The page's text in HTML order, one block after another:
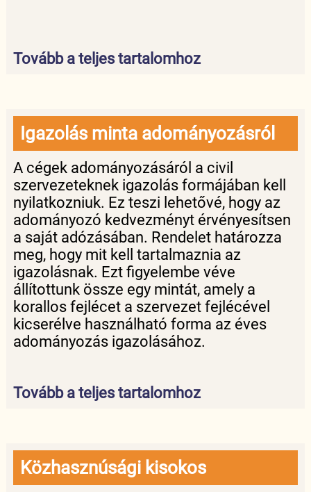
Tovább a teljes tartalomhoz
Igazolás minta adományozásról
A cégek adományozásáról a civil
szervezeteknek igazolás formájában kell
nyilatkozniuk. Ez teszi lehetővé, hogy az
adományozó kedvezményt érvényesítsen
a saját adózásában. Rendelet határozza
meg, hogy mit kell tartalmaznia az
igazolásnak. Ezt figyelembe véve
állítottunk össze egy mintát, amely a
korallos fejlécet a szervezet fejlécével
kicserélve használható forma az éves
adományozás igazolásához.
Tovább a teljes tartalomhoz
Közhasznúsági kisokos